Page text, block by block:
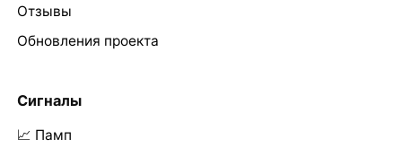
Отзывы
Обновления проекта
Сигналы
📈 Памп